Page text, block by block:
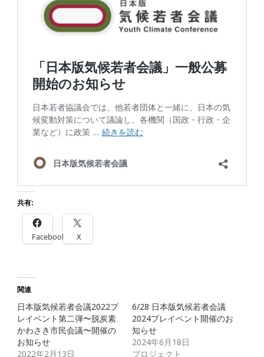
共有:
Facebook X
関連
日本版気候若者会議2022プ
レイベント第二弾〜脱炭素
かわさき市民会議〜開催の
お知らせ
2022年2月13日
6/28 日本版気候若者会議
2024プレイベント開催のお
知らせ
2024年6月18日
プロジェクト